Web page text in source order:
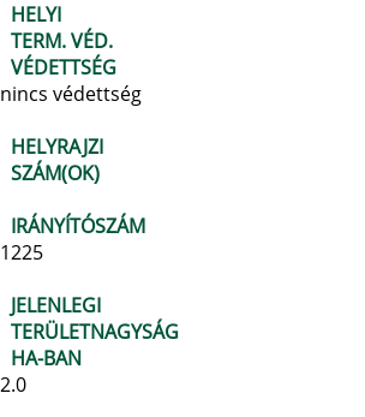
HELYI
TERM. VÉD.
VÉDETTSÉG
nincs védettség
HELYRAJZI
SZÁM(OK)
IRÁNYÍTÓSZÁM
1225
JELENLEGI
TERÜLETNAGYSÁG
HA-BAN
2.0